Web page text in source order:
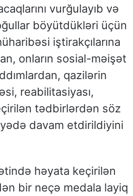
vurğulayıb və
böyütdükləri üçün
iştirakçılarına
onların sosial-məişət
qazilərin
reabilitasiyası,
tədbirlərdən söz
davam etdirildiyini
həyata keçirilən
bir neçə medala layiq